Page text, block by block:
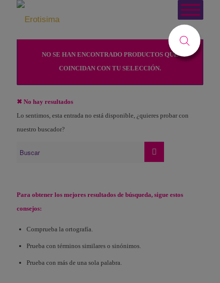
Usted está aquí: Lencería Masculina /
NO SE HAN ENCONTRADO PRODUCTOS QUE
COINCIDAN CON TU SELECCIÓN.
✖ No hay resultados
Lo sentimos, esta entrada no está disponible, ¿quieres probar con
nuestro buscador?
Para obtener los mejores resultados de búsqueda, sigue estos
consejos:
Comprueba la ortografía.
Prueba con términos similares o sinónimos.
Prueba con más de una sola palabra.